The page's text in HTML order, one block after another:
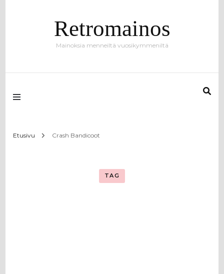
Retromainos
Mainoksia menneiltä vuosikymmeniltä
Etusivu Crash Bandicoot
TAG